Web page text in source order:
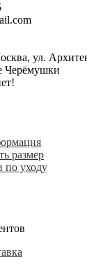
ул.
Черёмушки
размер
по уходу